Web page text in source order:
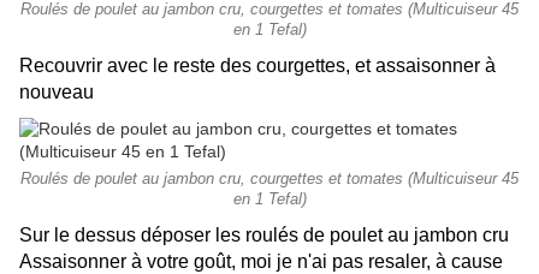
Roulés de poulet au jambon cru, courgettes et tomates (Multicuiseur 45
en 1 Tefal)
Recouvrir avec le reste des courgettes, et assaisonner à
nouveau
Roulés de poulet au jambon cru, courgettes et tomates (Multicuiseur 45
en 1 Tefal)
Sur le dessus déposer les roulés de poulet au jambon cru
Assaisonner à votre goût, moi je n'ai pas resaler, à cause